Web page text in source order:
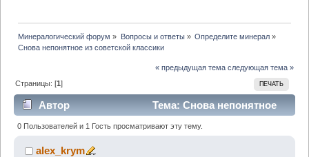
Минералогический форум » Вопросы и ответы» Определите минерал»
Снова непонятное из советской классики
« предыдущая тема следующая тема »
ПЕЧАТЬ
Страницы: [1]
Автор
Тема: Снова непонятное
из советской классики (Прочитано 1446 раз)
0 Пользователей и 1 Гость просматривают эту тему.
alex_krym